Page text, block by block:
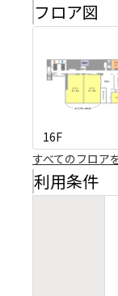
フロア図
16F
すべてのフロア
利用条件